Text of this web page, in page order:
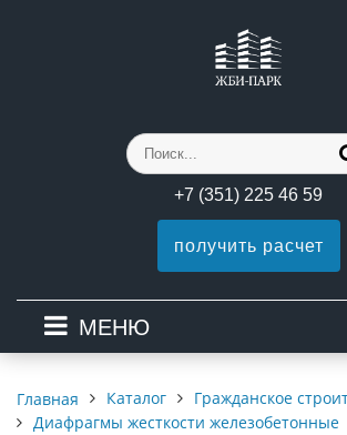
+7 (351) 225 46 59
получить расчет
МЕНЮ
Главная Каталог
Гражданское
Диафрагмы жесткости железобетонные